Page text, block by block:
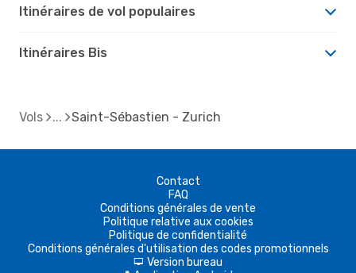
Itinéraires de vol populaires
Itinéraires Bis
Vols Saint-Sébastien - Zurich
Contact
FAQ
Conditions générales de vente
Politique relative aux cookies
Politique de confidentialité
Conditions générales d'utilisation des codes promotionnels
d Version bureau